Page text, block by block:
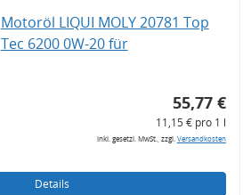
Motoröl LIQUI MOLY 20781 Top
Tec 6200 0W-20 für
55,77 €
11,15 € pro 1 l
inkl. gesetzl. MwSt., zzgl.Versandkosten
Details